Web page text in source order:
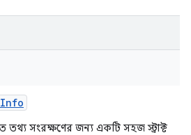
Info
তথ্য সংরক্ষণের জন্য একটি সহজ স্ট্রাক্ট